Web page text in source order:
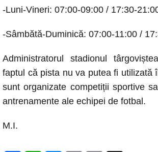
-Luni-Vineri: 07:00-09:00 / 17:30-
-Sâmbătă-Duminică: 07:00-11:00 /
Administratorul stadionul
faptul că pista nu va putea fi utilizată
sunt organizate competiții sportive
antrenamente ale echipei de fotbal.
M.I.